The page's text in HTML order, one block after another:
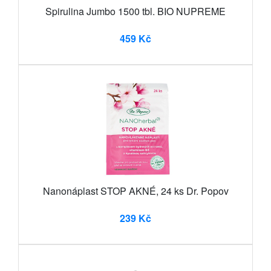
Spirulina Jumbo 1500 tbl. BIO NUPREME
459 Kč
Nanonáplast STOP AKNÉ, 24 ks Dr. Popov
239 Kč